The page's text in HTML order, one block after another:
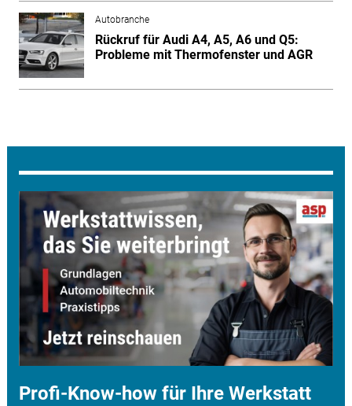
Autobranche
Rückruf für Audi A4, A5, A6 und Q5:
Probleme mit Thermofenster und AGR
Profi-Know-how für Ihre Werkstatt